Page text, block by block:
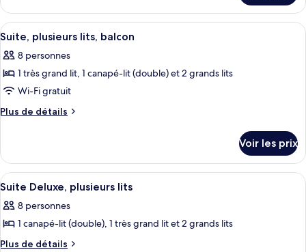
le
type
de
chambre
Suite
Familiale,
lits,
balcon
(Bunkroom)
Afficher
toutes
les
photos
pour
ce
chambre :
Suite,
plusieurs
lits,
balcon
Une chambre d’hôtel avec un
1
Suite, plusieurs lits, balcon
8 personnes
1 très grand lit, 1 canapé-lit (double) et 2 grands lits
Wi-Fi gratuit
Plus de détails
Plus
le
type
de
Suite,
plusieurs
balcon
Voir les prix
Afficher
toutes
les
photos
pour
Un canapé en cuir bleu foncé
4
Suite Deluxe, plusieurs lits
8 personnes
1 canapé-lit (double), 1 très grand lit et 2 grands lits
Plus de détails
Plus